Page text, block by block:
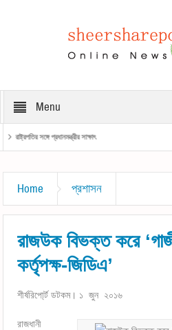
Menu
রাষ্ট্রপতির সঙ্গে প্রধানমন্ত্রীর সাক্ষাৎ
Home প্রশাসন
রাজউক বিভক্ত করে
কর্তৃপক্ষ-জিডিএ’
শীর্ষরিপো্র্ট ডটকম। ১ জুন ২০১৬
রাজধানী